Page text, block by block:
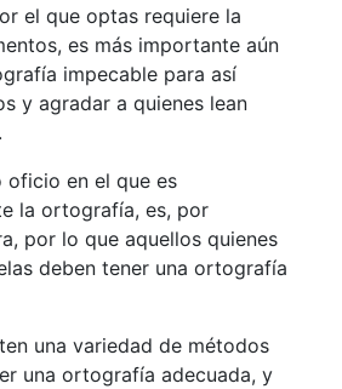
el que optas requiere la
es más importante aún
impecable para así
y agradar a quienes lean
oficio en el que es
la ortografía, es, por
por lo que aquellos quienes
deben tener una ortografía
una variedad de métodos
una ortografía adecuada, y